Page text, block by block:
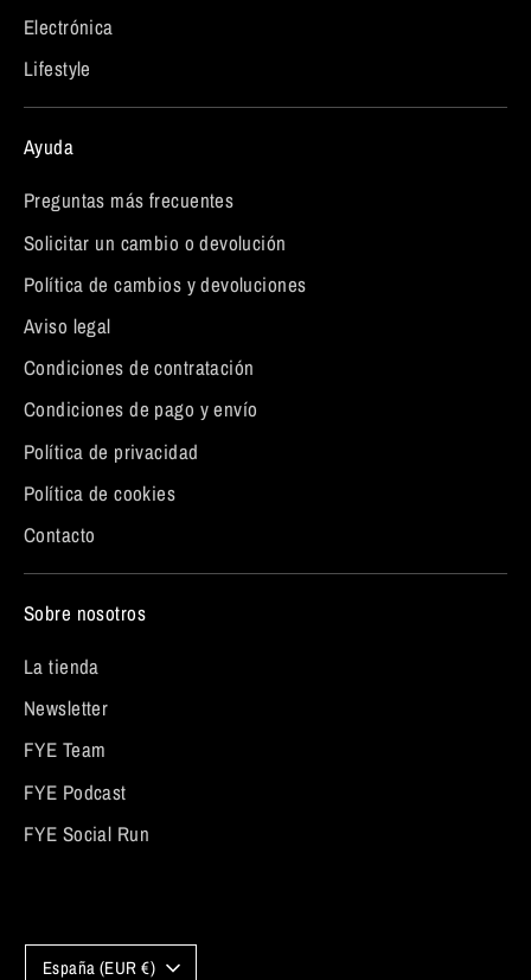
Electrónica
Lifestyle
Ayuda
Preguntas más frecuentes
Solicitar un cambio o devolución
Política de cambios y devoluciones
Aviso legal
Condiciones de contratación
Condiciones de pago y envío
Política de privacidad
Política de cookies
Contacto
Sobre nosotros
La tienda
Newsletter
FYE Team
FYE Podcast
FYE Social Run
Moneda
España (EUR €)